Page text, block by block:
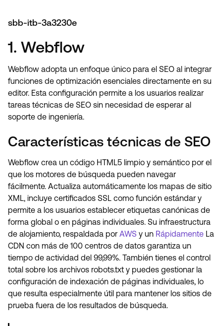
sbb-itb-3a3230e
1. Webflow
Webflow adopta un enfoque único para el SEO al integrar
funciones de optimización esenciales directamente en su
editor. Esta configuración permite a los usuarios realizar
tareas técnicas de SEO sin necesidad de esperar al
soporte de ingeniería.
Características técnicas de SEO
Webflow crea un código HTML5 limpio y semántico por el
que los motores de búsqueda pueden navegar
fácilmente. Actualiza automáticamente los mapas de sitio
XML, incluye certificados SSL como función estándar y
permite a los usuarios establecer etiquetas canónicas de
forma global o en páginas individuales. Su infraestructura
de alojamiento, respaldada por AWS y un Rápidamente La
CDN con más de 100 centros de datos garantiza un
tiempo de actividad del 99,99%. También tienes el control
total sobre los archivos robots.txt y puedes gestionar la
configuración de indexación de páginas individuales, lo
que resulta especialmente útil para mantener los sitios de
prueba fuera de los resultados de búsqueda.